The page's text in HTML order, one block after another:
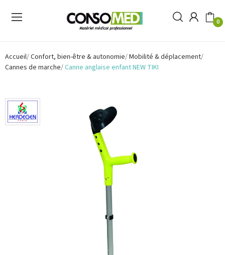
0
Accueil Confort, bien-être & autonomie Mobilité & déplacement
Cannes de marche Canne anglaise enfant NEW TIKI